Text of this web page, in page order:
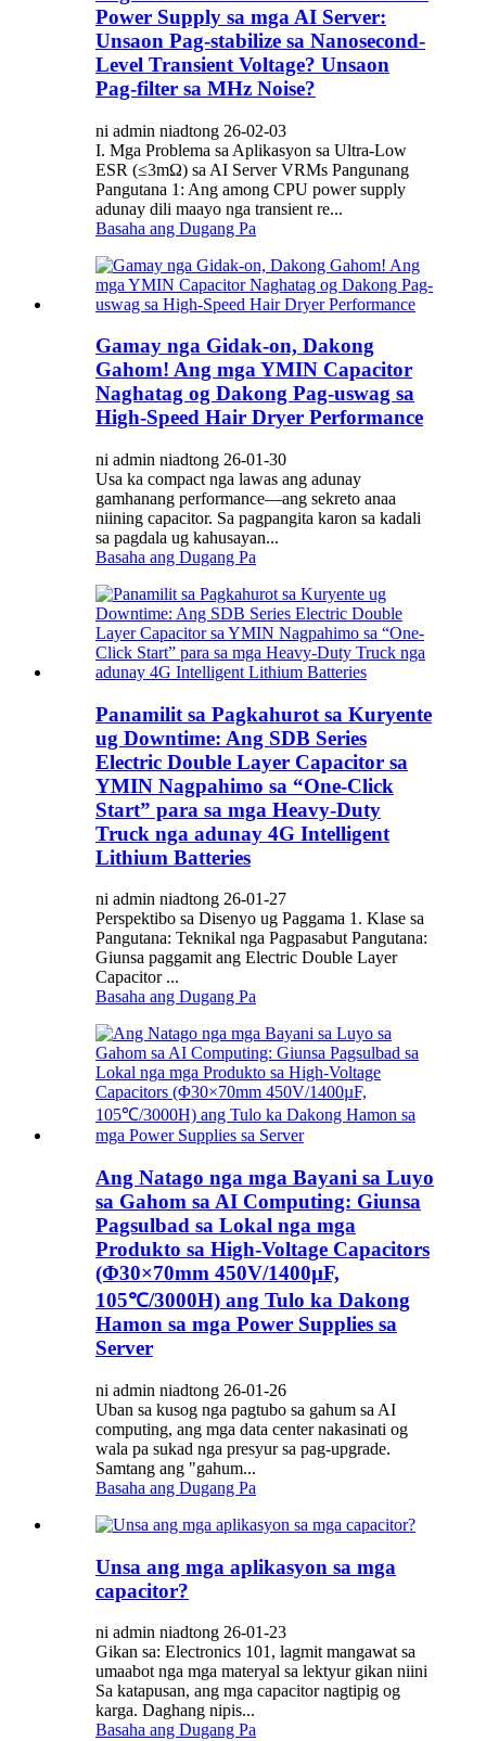
Power Supply sa mga AI Server:
Unsaon Pag-stabilize sa Nanosecond-
Level Transient Voltage? Unsaon
Pag-filter sa MHz Noise?
ni admin niadtong 26-02-03
I. Mga Problema sa Aplikasyon sa Ultra-Low
ESR (≤3mΩ) sa AI Server VRMs Pangunang
Pangutana 1: Ang among CPU power supply
adunay dili maayo nga transient re...
Basaha ang Dugang Pa
Gamay nga Gidak-on, Dakong
Gahom! Ang mga YMIN Capacitor
Naghatag og Dakong Pag-uswag sa
High-Speed ​​​​Hair Dryer Performance
ni admin niadtong 26-01-30
Usa ka compact nga lawas ang adunay
gamhanang performance—ang sekreto anaa
niining capacitor. Sa pagpangita karon sa kadali
sa pagdala ug kahusayan...
Basaha ang Dugang Pa
Panamilit sa Pagkahurot sa Kuryente
ug Downtime: Ang SDB Series
Electric Double Layer Capacitor sa
YMIN Nagpahimo sa “One-Click
Start” para sa mga Heavy-Duty
Truck nga adunay 4G Intelligent
Lithium Batteries
ni admin niadtong 26-01-27
Perspektibo sa Disenyo ug Paggama 1. Klase sa
Pangutana: Teknikal nga Pagpasabut Pangutana:
Giunsa paggamit ang Electric Double Layer
Capacitor ...
Basaha ang Dugang Pa
Ang Natago nga mga Bayani sa Luyo
sa Gahom sa AI Computing: Giunsa
Pagsulbad sa Lokal nga mga
Produkto sa High-Voltage Capacitors
(Φ30×70mm 450V/1400µF,
105℃/3000H) ang Tulo ka Dakong
Hamon sa mga Power Supplies sa
Server
ni admin niadtong 26-01-26
Uban sa kusog nga pagtubo sa gahum sa AI
computing, ang mga data center nakasinati og
wala pa sukad nga presyur sa pag-upgrade.
Samtang ang "gahum...
Basaha ang Dugang Pa
Unsa ang mga aplikasyon sa mga
capacitor?
ni admin niadtong 26-01-23
Gikan sa: Electronics 101, lagmit mangawat sa
umaabot nga mga materyal sa lektyur gikan niini
Sa katapusan, ang mga capacitor nagtipig og
karga. Daghang nipis...
Basaha ang Dugang Pa